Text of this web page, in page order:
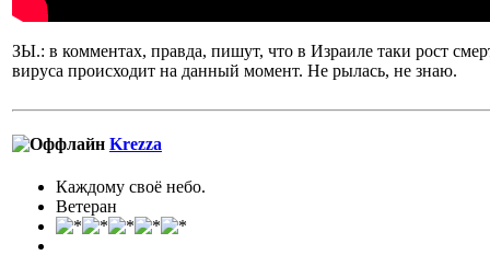
ЗЫ.: в комментах, правда, пишут, что в Израиле таки рост
вируса происходит на данный момент. Не рылась, не знаю.
Krezza
Каждому своё небо.
Ветеран